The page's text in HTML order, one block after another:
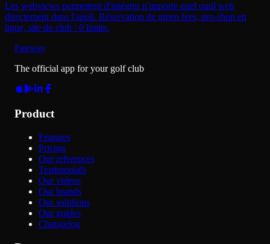
Les webviews permettent d'intégrer n'importe quel outil web
directement dans l'appli. Réservation de green fees, pro-shop en
ligne, site du club : 0 limite.
Fairway
The official app for your golf club
Product
Features
Pricing
Our references
Testimonials
Our videos
Our brands
Our solutions
Our guides
Changelog